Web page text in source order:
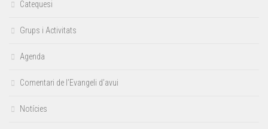
Catequesi
Grups i Activitats
Agenda
Comentari de l’Evangeli d’avui
Notícies